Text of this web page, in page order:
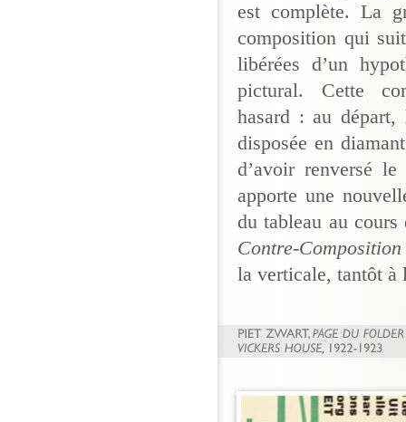
est complète. La
composition qui
libérées d’un
pictural. Cette
hasard : au départ,
disposée en
d’avoir renversé
apporte une
du tableau au cours
Contre-
la verticale, tantôt à